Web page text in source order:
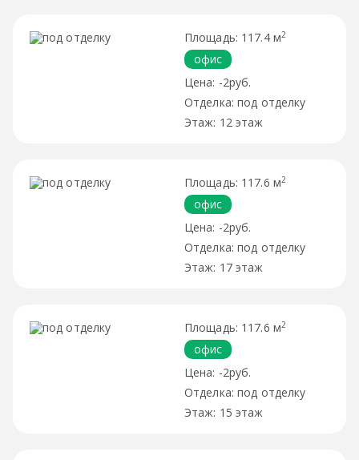
117.4 м2
офис
-2руб.
под отделку
12 этаж
117.6 м2
офис
-2руб.
под отделку
17 этаж
117.6 м2
офис
-2руб.
под отделку
15 этаж